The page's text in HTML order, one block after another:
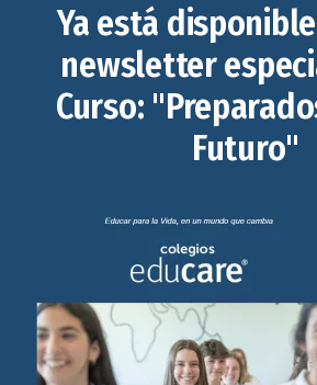
Ya está
newsletter
Curso:
Futuro"